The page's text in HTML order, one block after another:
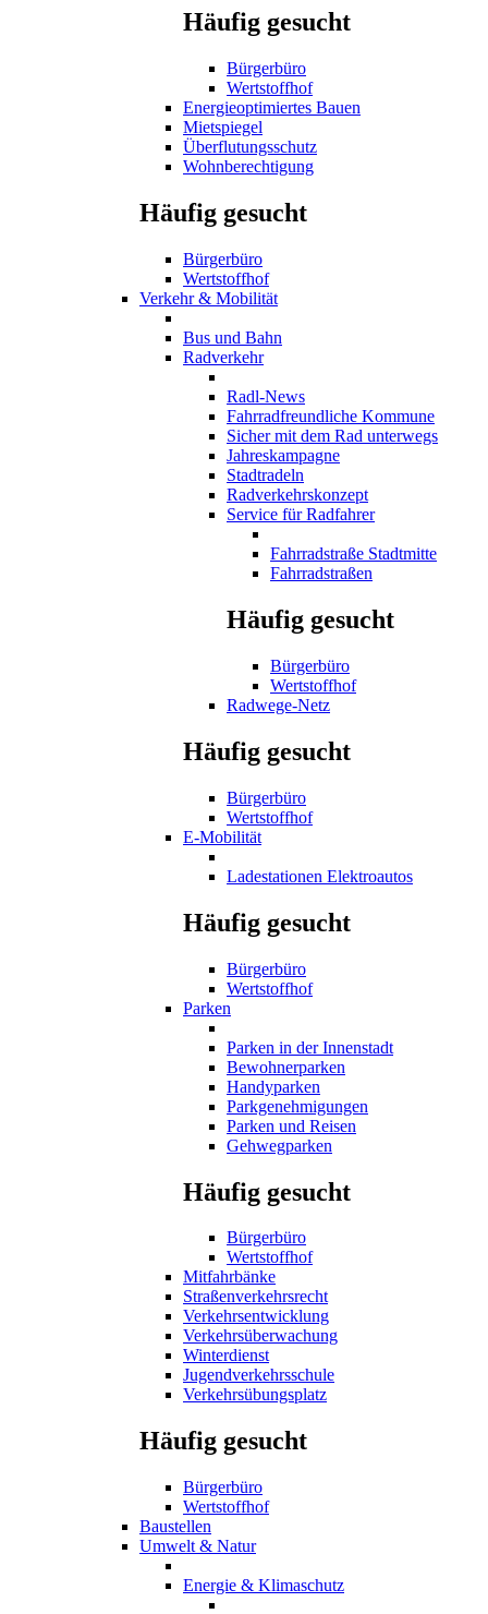
Häufig gesucht
Bürgerbüro
Wertstoffhof
Energieoptimiertes Bauen
Mietspiegel
Überflutungsschutz
Wohnberechtigung
Häufig gesucht
Bürgerbüro
Wertstoffhof
Verkehr & Mobilität
Bus und Bahn
Radverkehr
Radl-News
Fahrradfreundliche Kommune
Sicher mit dem Rad unterwegs
Jahreskampagne
Stadtradeln
Radverkehrskonzept
Service für Radfahrer
Fahrradstraße Stadtmitte
Fahrradstraßen
Häufig gesucht
Bürgerbüro
Wertstoffhof
Radwege-Netz
Häufig gesucht
Bürgerbüro
Wertstoffhof
E-Mobilität
Ladestationen Elektroautos
Häufig gesucht
Bürgerbüro
Wertstoffhof
Parken
Parken in der Innenstadt
Bewohnerparken
Handyparken
Parkgenehmigungen
Parken und Reisen
Gehwegparken
Häufig gesucht
Bürgerbüro
Wertstoffhof
Mitfahrbänke
Straßenverkehrsrecht
Verkehrsentwicklung
Verkehrsüberwachung
Winterdienst
Jugendverkehrsschule
Verkehrsübungsplatz
Häufig gesucht
Bürgerbüro
Wertstoffhof
Baustellen
Umwelt & Natur
Energie & Klimaschutz